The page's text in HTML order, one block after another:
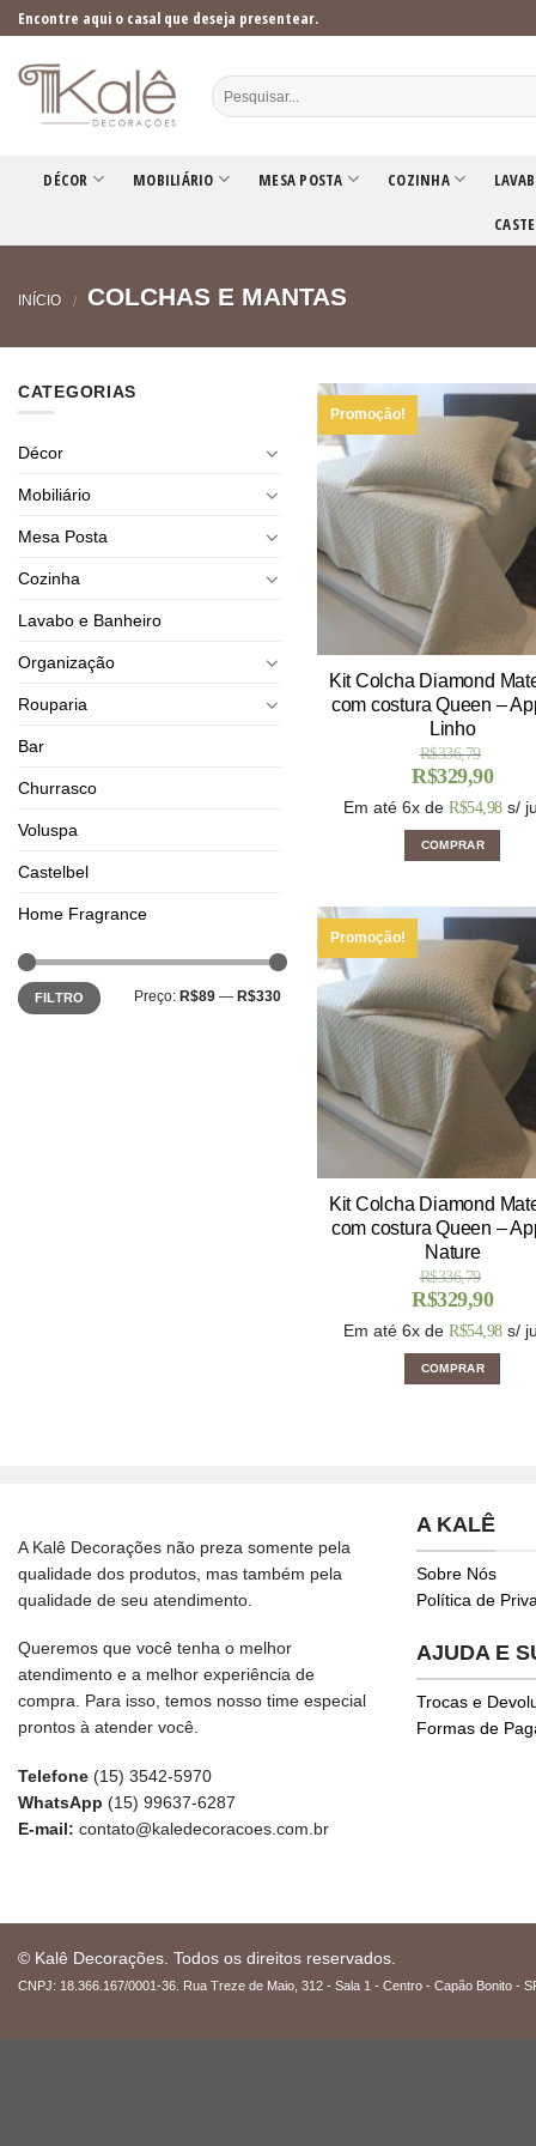
Skip
to
content
Encontre aqui o casal que deseja presentear.
DÉCOR MOBILIÁRIO MESA POSTA COZINHA
INÍCIO / COLCHAS E MANTAS
CATEGORIAS
Décor
Mobiliário
Mesa Posta
Cozinha
Lavabo e Banheiro
Organização
Rouparia
Bar
Churrasco
Voluspa
Castelbel
Home Fragrance
FILTRO Preço: R$89 — R$330
Promoção!
Kit Colcha Diamond
com costura Queen –
Linho
R$336,79
R$329,90
Em até 6x deR$54,98 s/
COMPRAR
Promoção!
Kit Colcha Diamond
com costura Queen –
Nature
R$336,79
R$329,90
Em até 6x deR$54,98 s/
COMPRAR
A Kalê Decorações não preza somente pela
qualidade dos produtos, mas também pela
qualidade de seu atendimento.
Queremos que você tenha o melhor
atendimento e a melhor experiência de
compra. Para isso, temos nosso time especial
prontos à atender você.
Telefone (15) 3542-5970
WhatsApp (15) 99637-6287
E-mail: contato@kaledecoracoes.com.br
A KALÊ
Sobre Nós
Política de
AJUDA E
Trocas e
Formas de
© Kalê Decorações. Todos os direitos reservados.
CNPJ: 18.366.167/0001-36. Rua Treze de Maio, 312 - Sala 1 - Centro - Capão Bonito -